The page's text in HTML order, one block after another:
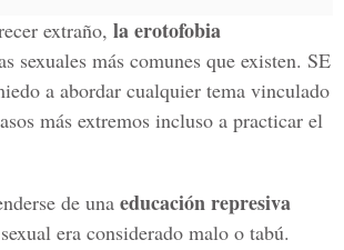
extraño, la erotofobia
sexuales más comunes que existen. SE
a abordar cualquier tema vinculado
más extremos incluso a practicar el
de una educación represiva
era considerado malo o tabú.